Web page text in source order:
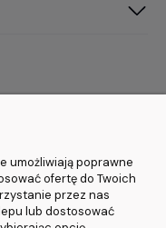
4.9/5.0 (120+
opinii)
umożliwiają poprawne
ofertę do Twoich
przez nas
lub dostosować